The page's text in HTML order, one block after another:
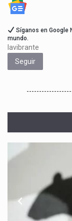
Síganos en Google
mundo.
lavibrante
Seguir